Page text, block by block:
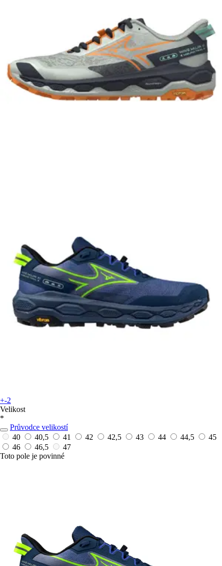
+-2
Velikost
*
Průvodce velikostí
40
40,5 41 42 42,5 43 44 44,5
45
46
46,5
47
Toto pole je povinné